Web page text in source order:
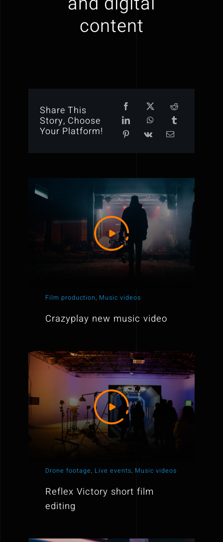
content
Share This
Story, Choose
Your Platform!
Film production, Music videos
Crazyplay new music video
Drone footage, Live events, Music videos
Reflex Victory short film
editing